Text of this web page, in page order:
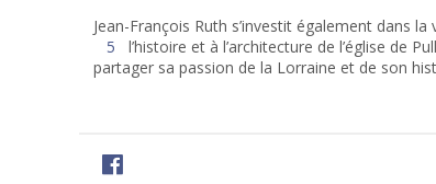
Jean-François Ruth s’investit également dans
l’histoire et à l’architecture de l’église de
5
partager sa passion de la Lorraine et de son